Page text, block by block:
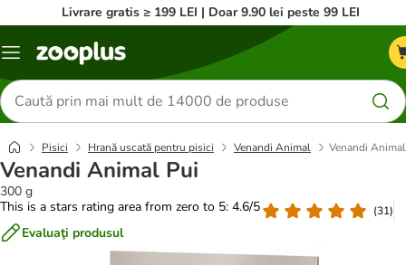
Livrare gratis ≥ 199 LEI | Doar 9.90 lei peste 99 LEI
Categorii
Căutare
produse
Pisici Hrană uscată pentru pisici Venandi Animal Venandi
Venandi Animal Pui
300 g
This is a stars rating area from zero to 5: 4.6/5
(31)
Evaluaţi produsul